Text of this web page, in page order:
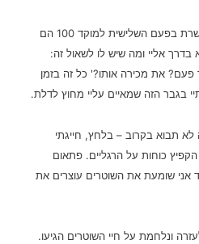
חולפות עוד עשר דקות אני מתקשרת בפעם השלישית למוקד 100 הם
אליי ומה שיש לו לשאול זה:
פעם? את מכירה אותו?' כל זה בזמן
בגבר הזה שמאיים עליי מחוץ לדלת.
תבוא בקרוב – בלחץ, חייגתי
כוחות על הרגליים. פתאום
שומעת את השוטרים עוצרים את
לעזרה ונלחמת על חיי השוטרים הגיעו.